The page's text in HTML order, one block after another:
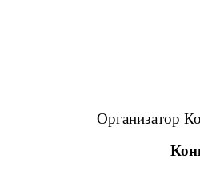
Организатор